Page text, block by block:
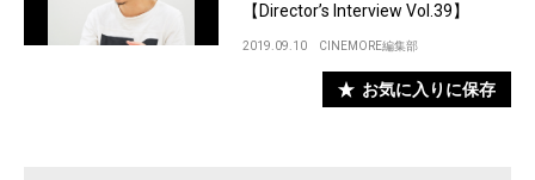
【Director’s Interview Vol.39】
2019.09.10 CINEMORE編集部
お気に入りに保存